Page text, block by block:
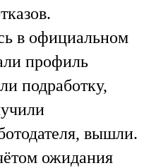
в официальном
профиль
подработку,
вышли.
ожидания